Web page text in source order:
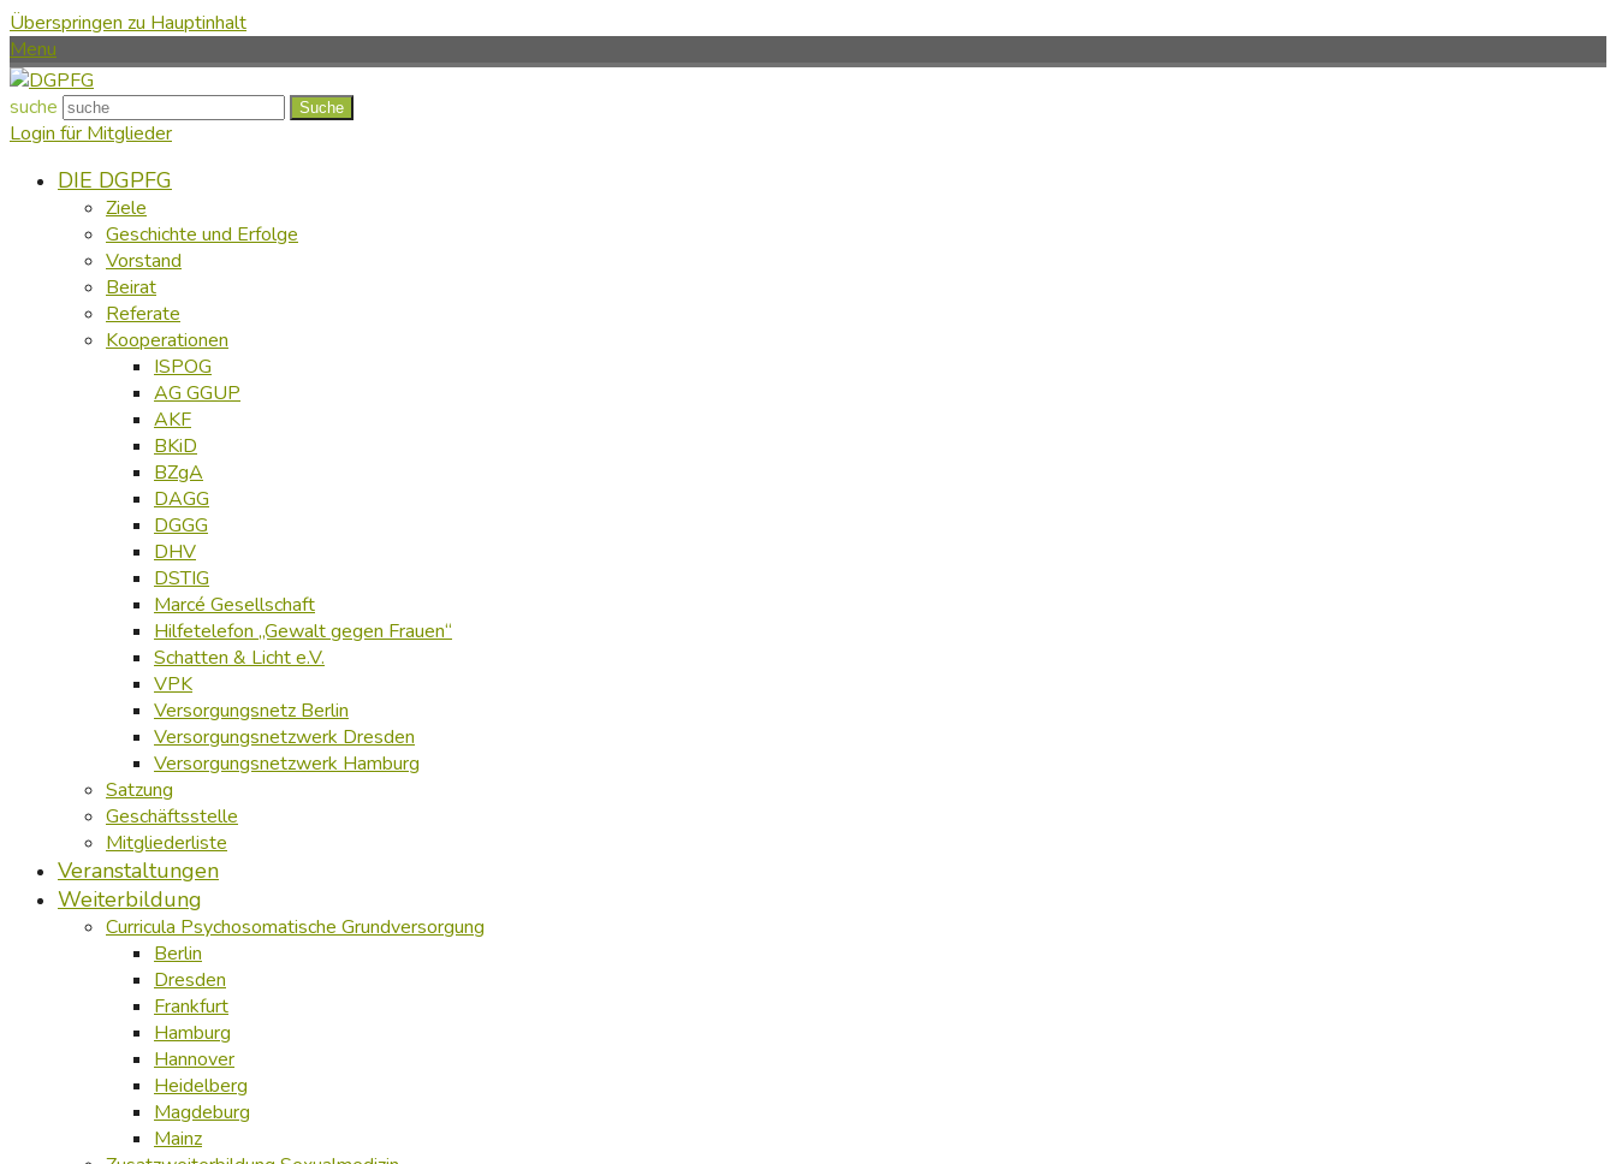
Überspringen zu Hauptinhalt
Menu
suche Suche
Login für Mitglieder
DIE DGPFG
Ziele
Geschichte und Erfolge
Vorstand
Beirat
Referate
Kooperationen
ISPOG
AG GGUP
AKF
BKiD
BZgA
DAGG
DGGG
DHV
DSTIG
Marcé Gesellschaft
Hilfetelefon „Gewalt gegen Frauen“
Schatten & Licht e.V.
VPK
Versorgungsnetz Berlin
Versorgungsnetzwerk Dresden
Versorgungsnetzwerk Hamburg
Satzung
Geschäftsstelle
Mitgliederliste
Veranstaltungen
Weiterbildung
Curricula Psychosomatische Grundversorgung
Berlin
Dresden
Frankfurt
Hamburg
Hannover
Heidelberg
Magdeburg
Mainz